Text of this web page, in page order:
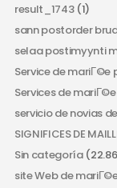
result_1743(1)
sann postorder
selaa postimyynti
Service de
Services de
servicio de novias
SIGNIFICES DE
Sin categoría
site Web de